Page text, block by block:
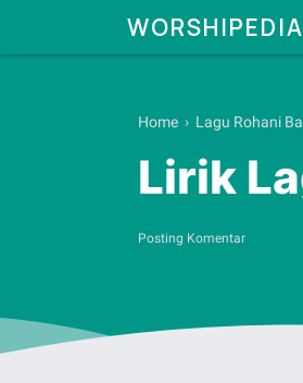
WORSHIPEDIA
Home › Lagu Rohani
Lirik
Posting Komentar